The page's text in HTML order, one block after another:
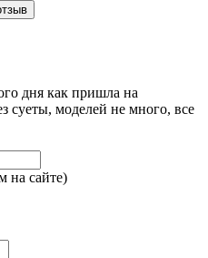
дня как пришла на
суеты, моделей не много, все
на сайте)